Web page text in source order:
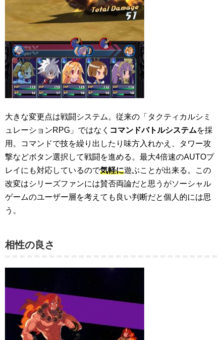
大きな変更点は戦闘システム。従来の「タクティカルシミ
ュレーションRPG」ではなく コマンドバトルシステムを採
用。コマンドで技を繰り出したり味方入れかえ、タワー攻
撃などボタン選択して戦闘を進める。最大4倍速のAUTOプ
レイにも対応しているので気軽に遊ぶことが出来る。この
改変はシリーズファンには賛否両論だと思うがソーシャル
ゲームのユーザー層を考えても良い判断だと個人的には思
う。
相性の良さ